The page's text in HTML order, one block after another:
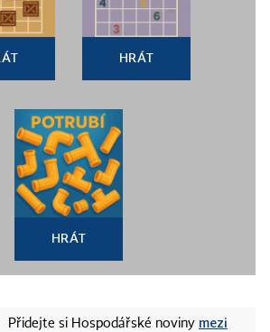
HRÁT
HRÁT
Přidejte si Hospodářské noviny mezi